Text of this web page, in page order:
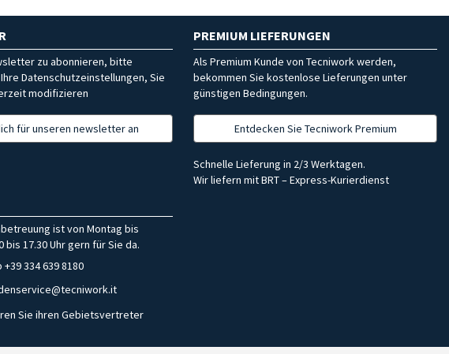
zu abonnieren, bitte
Datenschutzeinstellungen, Sie
modifizieren
für unseren newsletter an
PREMIUM LIEFERUNGEN
Als Premium Kunde von Tecniwork werden,
bekommen Sie kostenlose Lieferungen unter
günstigen Bedingungen.
Entdecken Sie Tecniwork Premium
Schnelle Lieferung in 2/3 Werktagen.
Wir liefern mit BRT – Express-Kurierdienst
ist von Montag bis
bis 17.30 Uhr gern für Sie da.
334 639 8180
Sie ihren Gebietsvertreter